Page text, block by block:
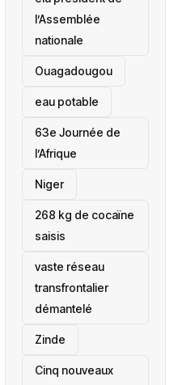
l’Assemblée
nationale
‎Ouagadougou
eau potable
63e Journée de
l’Afrique
‎Niger
268 kg de cocaïne
saisis
vaste réseau
transfrontalier
démantelé
Zinde
Cinq nouveaux